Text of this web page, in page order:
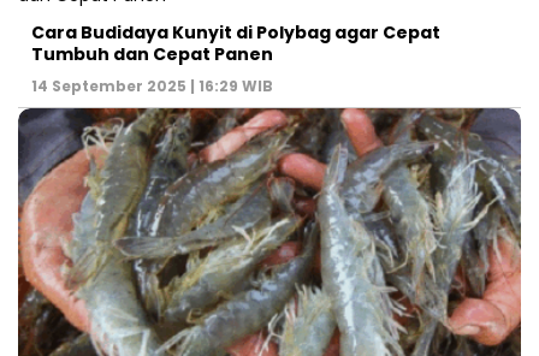
Cara Budidaya Kunyit di Polybag agar Cepat
Tumbuh dan Cepat Panen
14 September 2025 | 16:29 WIB